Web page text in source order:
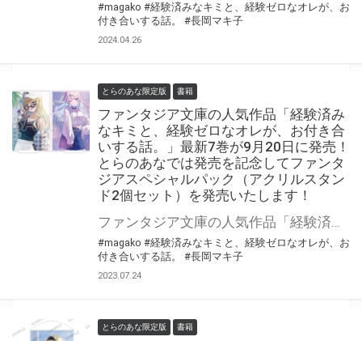
#magako #経験済みなキミと、経験ゼロなオレが、お
付き合いする話。
#長岡マキ子
2024.04.26
とらのあな限定版 書籍
ファンタジア文庫の人気作品「経験済み
なキミと、経験ゼロなオレが、お付き合
いする話。」最新7巻が9月20日に発売！
とらのあなでは発売を記念してファンタ
ジアスペシャルパック（アクリルスタン
ド2個セット）を発売いたします！
ファンタジア文庫の人気作品「経験済みなキミと、経験ゼロなオレが、お付き合いする話。」の第7巻が9月20日に発売！ とらのあなでは発売を記念してファンタジアスペシャルパック（アクリルスタンド2個セット）を発売いたします。 数量限定となりますので是非お早めにお求めください！
#magako #経験済みなキミと、経験ゼロなオレが、お
付き合いする話。
#長岡マキ子
2023.07.24
とらのあな限定版 書籍